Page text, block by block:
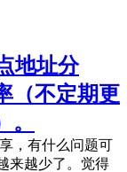
地址分
（不定期更
，有什么问题可
来越少了。觉得